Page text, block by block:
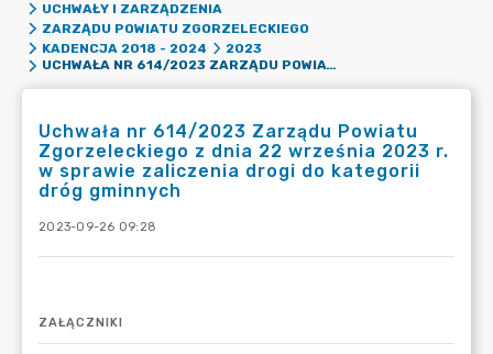
UCHWAŁY I ZARZĄDZENIA
ZARZĄDU POWIATU ZGORZELECKIEGO
KADENCJA 2018 - 2024
2023
UCHWAŁA NR 614/2023 ZARZĄDU POWIATU ZGORZELECKIEGO Z DNIA 22 WRZEŚNIA 2023 R. W SPRAWIE ZALICZENIA DROGI DO KATEGORII DRÓG GMINNYCH
Uchwała nr 614/2023 Zarządu Powiatu
Zgorzeleckiego z dnia 22 września 2023 r.
w sprawie zaliczenia drogi do kategorii
dróg gminnych
2023-09-26 09:28
ZAŁĄCZNIKI